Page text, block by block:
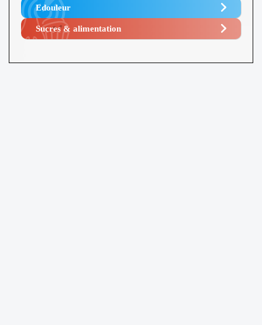
Edouleur​
Sucres & alimentation​